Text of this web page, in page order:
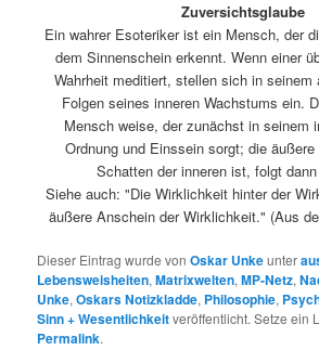
Zuversichtsglaube
Ein wahrer Esoteriker ist ein Mensch, der
dem Sinnenschein erkennt. Wenn einer
Wahrheit meditiert, stellen sich in seinem
Folgen seines inneren Wachstums ein.
Mensch weise, der zunächst in seinem
Ordnung und Einssein sorgt; die
Schatten der inneren ist, folgt
Siehe auch: "Die Wirklichkeit hinter der
äußere Anschein der Wirklichkeit." (Aus
Dieser Eintrag wurde vonOskar Unkeunter
Lebensweisheiten,Matrixwelten,MP-Netz,
Unke,Oskars Notizkladde, Philosophie,
Sinn + Wesentlichkeitveröffentlicht. Setze ein
Permalink.